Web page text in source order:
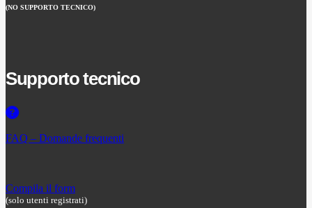
(NO SUPPORTO TECNICO)
Supporto tecnico
FAQ – Domande frequenti
Compila il form
(solo utenti registrati)